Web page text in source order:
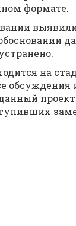
формате.
на
обсуждения
проект